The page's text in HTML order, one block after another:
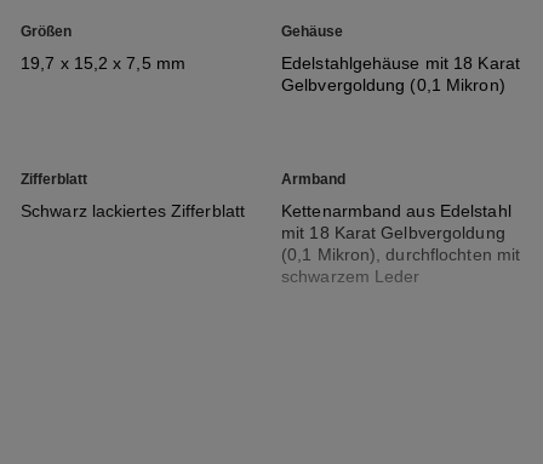
Größen
19,7 x 15,2 x 7,5 mm
Gehäuse
Edelstahlgehäuse mit 18 Karat
Gelbvergoldung (0,1 Mikron)
Zifferblatt
Schwarz lackiertes Zifferblatt
Armband
Kettenarmband aus Edelstahl
mit 18 Karat Gelbvergoldung
(0,1 Mikron), durchflochten mit
schwarzem Leder